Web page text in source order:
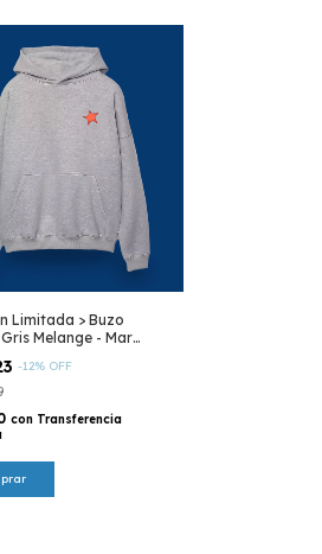
Limitada > Buzo
Melange - Mar
-12% OFF
con Transferencia